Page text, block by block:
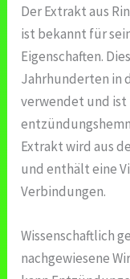
Der Extrakt aus
ist bekannt für
Eigenschaften.
Jahrhunderten in
verwendet und ist
Extrakt wird aus
und enthält eine
Verbindungen.
Wissenschaftlich
nachgewiesene